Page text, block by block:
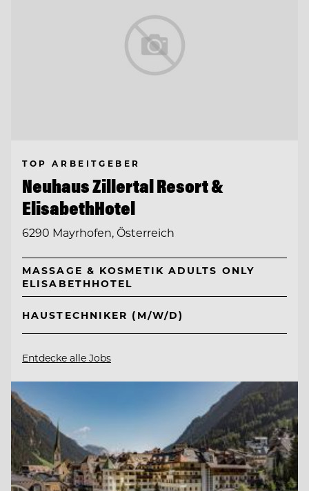
TOP ARBEITGEBER
Neuhaus Zillertal Resort &
ElisabethHotel
6290 Mayrhofen, Österreich
MASSAGE & KOSMETIK ADULTS ONLY
ELISABETHHOTEL
HAUSTECHNIKER (M/W/D)
Entdecke alle Jobs